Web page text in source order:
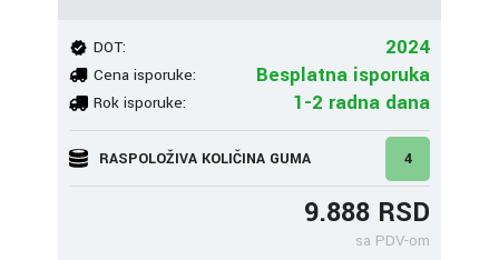
DOT: 2024
Cena isporuke: Besplatna isporuka
Rok isporuke: 1-2 radna dana
RASPOLOŽIVA KOLIČINA GUMA 4
9.888 RSD
sa PDV-om